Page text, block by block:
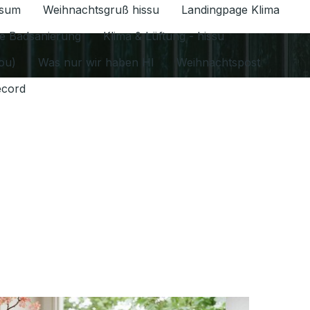
Datenschutz 1.6.2026 umschalten
Weihnachtsgruß hissu
Landingpage Klima
Badsanierung
Klima & Lüftung - hissu
Was nur wir haben HI
Weihnachtspost